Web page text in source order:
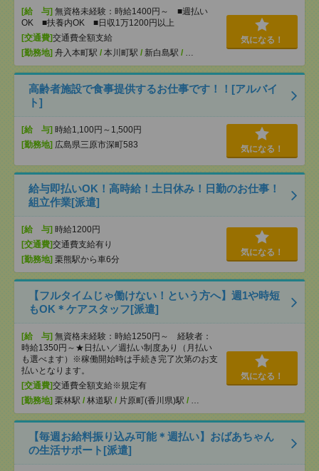
[給 与] 無資格未経験：時給1400円～ ■週払い
OK ■扶養内OK ■日収1万1200円以上
[交通費]交通費全額支給
[勤務地] 舟入本町駅 / 本川町駅 / 新白島駅 / …
気になる！
高齢者施設で食事提供するお仕事です！！[アルバイ
ト]
[給 与] 時給1,100円～1,500円
[勤務地] 広島県三原市深町583 気になる！
給与即払いOK！高時給！土日休み！日勤のお仕事！
組立作業[派遣]
[給 与] 時給1200円
[交通費]交通費支給有り
[勤務地] 栗熊駅から車6分
気になる！
【フルタイムじゃ働けない！という方へ】週1や時短
もOK＊ケアスタッフ[派遣]
[給 与] 無資格未経験：時給1250円～ 経験者：
時給1350円～★日払い／週払い制度あり（月払い
も選べます）※稼働開始時は手続き完了次第のお支
払いとなります。
[交通費]交通費全額支給※規定有
[勤務地] 栗林駅 / 林道駅 / 片原町(香川県)駅 / …
気になる！
【毎週お給料振り込み可能＊週払い】おばあちゃん
の生活サポート[派遣]